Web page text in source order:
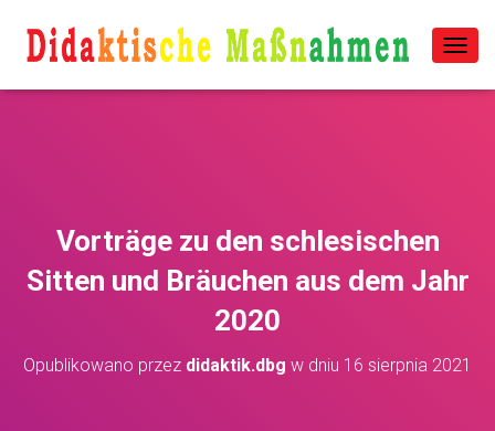
P
I
C
J
Vorträge zu den schlesischen
Sitten und Bräuchen aus dem Jahr
2020
Opublikowano przez didaktik.dbg w dniu 16 sierpnia 2021